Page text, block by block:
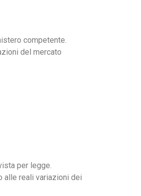
competente.
del mercato
per legge.
alle reali variazioni dei